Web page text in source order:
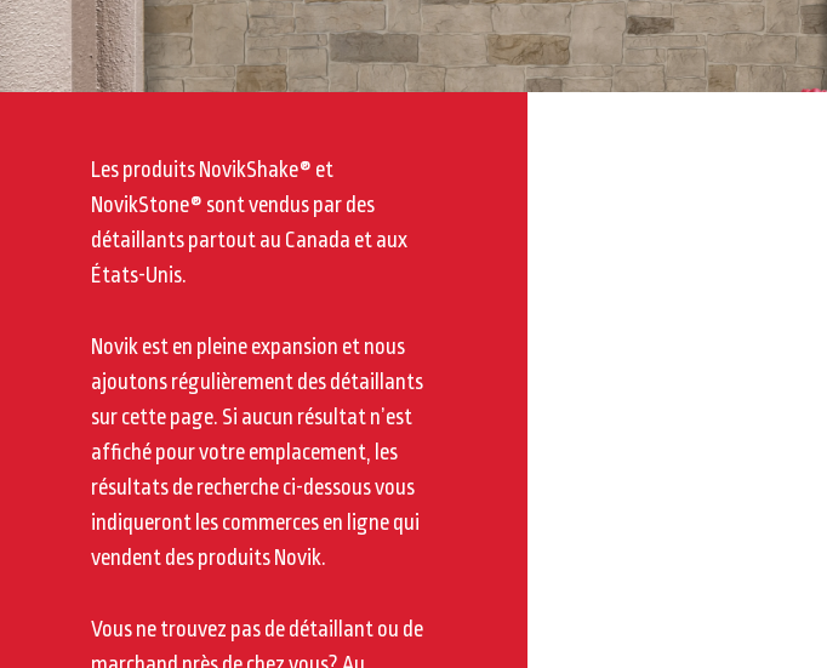
Les produits NovikShake® et
NovikStone® sont vendus par des
détaillants partout au Canada et aux
États-Unis.
Novik est en pleine expansion et nous
ajoutons régulièrement des détaillants
sur cette page. Si aucun résultat n’est
affiché pour votre emplacement, les
résultats de recherche ci-dessous vous
indiqueront les commerces en ligne qui
vendent des produits Novik.
Vous ne trouvez pas de détaillant ou de